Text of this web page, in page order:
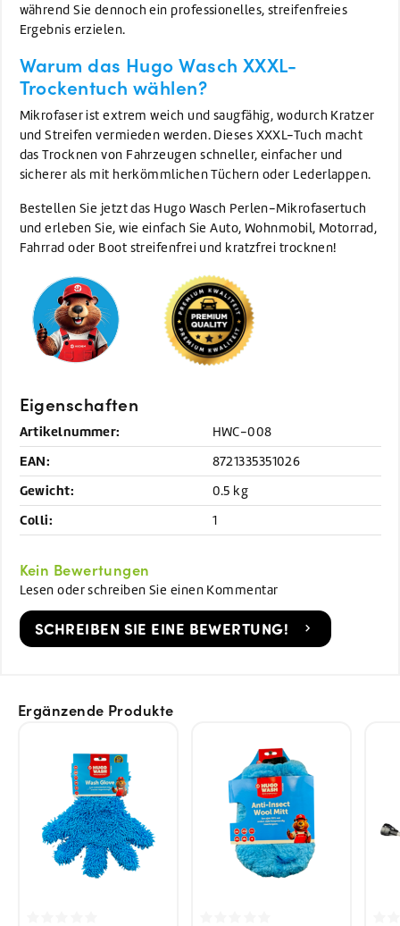
während Sie dennoch ein professionelles, streifenfreies
Ergebnis erzielen.
Warum das Hugo Wasch XXXL-
Trockentuch wählen?
Mikrofaser ist extrem weich und saugfähig, wodurch Kratzer
und Streifen vermieden werden. Dieses XXXL-Tuch macht
das Trocknen von Fahrzeugen schneller, einfacher und
sicherer als mit herkömmlichen Tüchern oder Lederlappen.
Bestellen Sie jetzt das Hugo Wasch Perlen-Mikrofasertuch
und erleben Sie, wie einfach Sie Auto, Wohnmobil, Motorrad,
Fahrrad oder Boot streifenfrei und kratzfrei trocknen!
Eigenschaften
Artikelnummer: HWC-008
EAN: 8721335351026
Gewicht: 0.5 kg
Colli: 1
Kein Bewertungen
Lesen oder schreiben Sie einen Kommentar
SCHREIBEN SIE EINE BEWERTUNG!
Ergänzende Produkte